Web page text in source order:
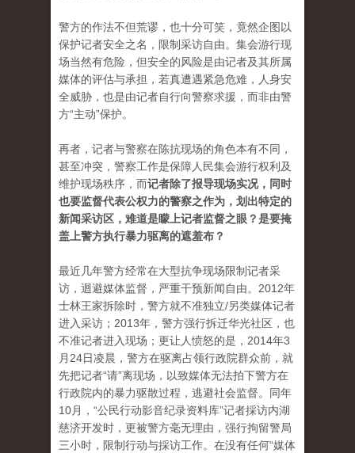
警方的作法不但荒谬，也十分可笑，竟然企图以
保护记者安全之名，限制采访自由。集会游行现
场当然有危险，但安全的风险是由记者及其所属
媒体的评估与承担，若真遭遇紧急危难，人身安
全威胁，也是由记者自行向警察求援，而非由警
方“主动”保护。
再者，记者与警察在陈抗现场的角色本有不同，
甚至冲突，警察工作是保障人民集会游行权利及
维护现场秩序，而记者除了报导现场实况，同时
也要监督代表公权力的警察之作为，划出特定的
新闻采访区，难道是矇上记者监督之眼？是要掩
盖上警方执行暴力驱离的遮羞布？
最近几年警方经常在大型抗争现场限制记者采
访，迴避媒体监督，严重干预新闻自由。2012年
士林王家拆除时，警方就不准独立/另类媒体记者
进入采访；2013年，警方强行拆迁华光社区，也
不准记者进入现场；更让人愤怒的是，2014年3
月24日凌晨，警方在驱离占领行政院群众前，就
先把记者“请”离现场，以致媒体无法拍下警方在
行政院内的暴力驱散过程，逃避社会监督。同年
10月，“公民行动影音纪录资料库”记者採访内湖
慈济开发时，更被警方毫无理由，强行拘留警局
三小时，限制行动与採访工作。在没有任何“媒体